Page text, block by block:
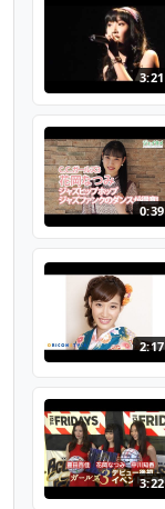
3:21
0:39
2:17
3:22